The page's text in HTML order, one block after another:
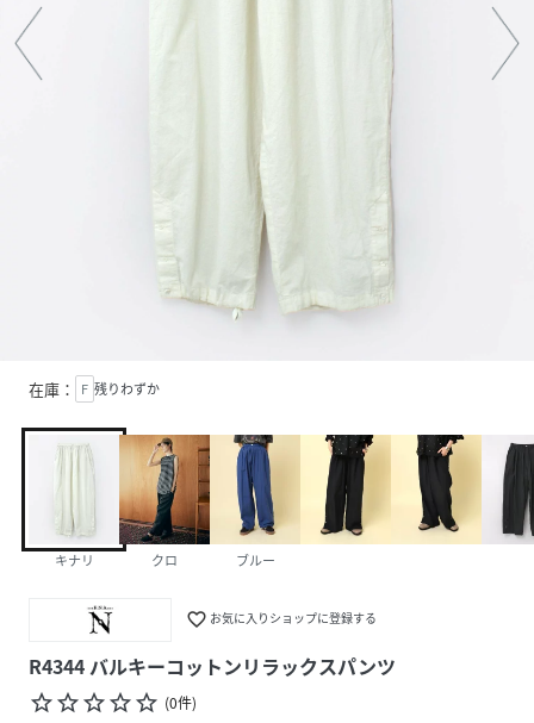
在庫： F 残りわずか
キナリ クロ ブルー
favorite_border お気に入りショップに登録する
R4344 バルキーコットンリラックスパンツ
star_borderstar_borderstar_borderstar_borderstar_border (0件)